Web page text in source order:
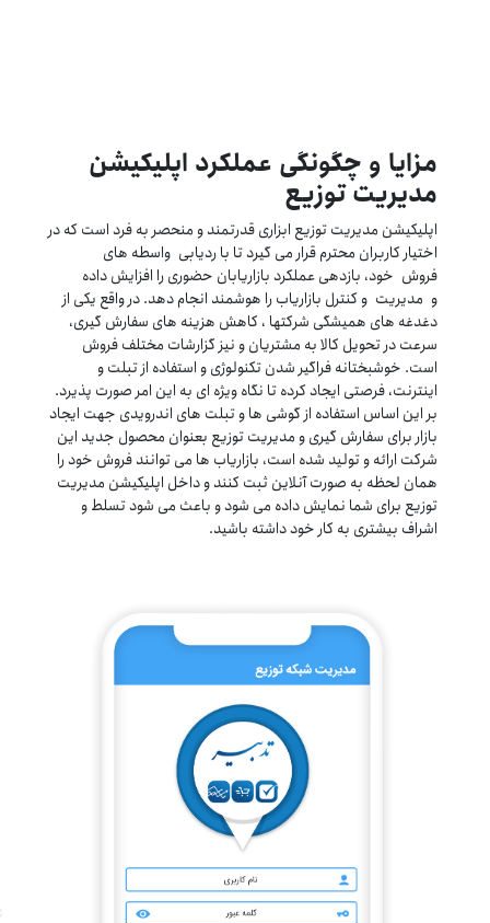
مزایا و چگونگی عملکرد اپلیکیشن
مدیریت توزیع
اپلیکیشن مدیریت توزیع ابزاری قدرتمند و منحصر به فرد است که در
اختیار کاربران محترم قرار می گیرد تا با ردیابی واسطه های
فروش خود، بازدهی عملکرد بازاریابان حضوری را افزایش داده
و مدیریت و کنترل بازاریاب را هوشمند انجام دهد. در واقع یکی از
دغدغه های همیشگی شرکتها ، کاهش هزینه های سفارش گیری،
سرعت در تحویل کالا به مشتریان و نیز گزارشات مختلف فروش
است. خوشبختانه فراگیر شدن تکنولوژی و استفاده از تبلت و
اینترنت، فرصتی ایجاد کرده تا نگاه ویژه ای به این امر صورت پذیرد.
بر این اساس استفاده از گوشی ها و تبلت های اندرویدی جهت ایجاد
بازار برای سفارش گیری و مدیریت توزیع بعنوان محصول جدید این
شرکت ارائه و تولید شده است، بازاریاب ها می توانند فروش خود را
همان لحظه به صورت آنلاین ثبت کنند و داخل اپلیکیشن مدیریت
توزیع برای شما نمایش داده می شود و باعث می شود تسلط و
اشراف بیشتری به کار خود داشته باشید.